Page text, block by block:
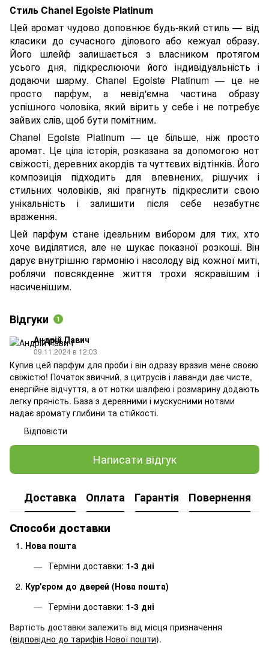
Стиль Chanel Egoiste Platinum
Цей аромат чудово доповнює будь-який стиль — від
класики до сучасного ділового або кежуал образу.
Його шлейф залишається з власником протягом
усього дня, підкреслюючи його індивідуальність і
додаючи шарму. Chanel Egoiste Platinum — це не
просто парфум, а невід'ємна частина образу
успішного чоловіка, який вірить у себе і не потребує
зайвих слів, щоб бути помітним.
Chanel Egoiste Platinum — це більше, ніж просто
аромат. Це ціла історія, розказана за допомогою нот
свіжості, деревних акордів та чуттєвих відтінків. Його
композиція підходить для впевнених, рішучих і
стильних чоловіків, які прагнуть підкреслити свою
унікальність і залишити після себе незабутнє
враження.
Цей парфум стане ідеальним вибором для тих, хто
хоче виділятися, але не шукає показної розкоші. Він
дарує внутрішню гармонію і насолоду від кожної миті,
роблячи повсякденне життя трохи яскравішим і
насиченішим.
Відгуки 1
Андрій Павич
09.11.2024 в 12:03
Купив цей парфум для проби і він одразу вразив мене своєю
свіжістю! Початок звичний, з цитрусів і лаванди дає чисте,
енергійне відчуття, а от нотки шалфею і розмарину додають
легку пряність. База з деревними і мускусними нотами
надає аромату глибини та стійкості.
Відповісти
Написати відгук
Доставка Оплата Гарантія
Повернення
Способи доставки
Нова пошта
Терміни доставки: 1-3 дні
Кур'єром до дверей (Нова пошта)
Терміни доставки: 1-3 дні
Вартість доставки залежить від місця призначення
(відповідно до тарифів Нової пошти).